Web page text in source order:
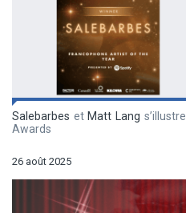
Salebarbes et Matt Lang
Awards
26 août 2025